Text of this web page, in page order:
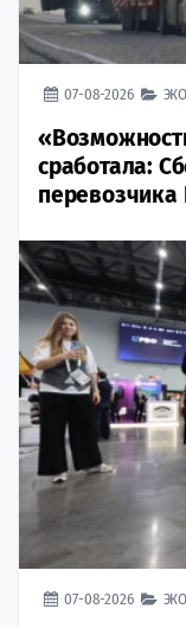
07-08-2026
сработала:
07-08-2026